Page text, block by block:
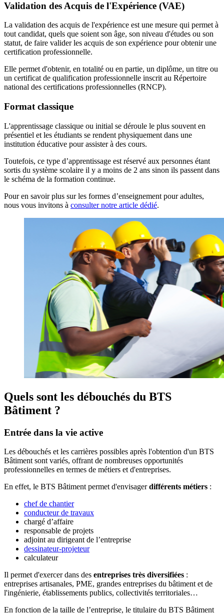
Validation des Acquis de l'Expérience (VAE)
La validation des acquis de l'expérience est une mesure qui permet à
tout candidat, quels que soient son âge, son niveau d'études ou son
statut, de faire valider les acquis de son expérience pour obtenir une
certification professionnelle.
Elle permet d'obtenir, en totalité ou en partie, un diplôme, un titre ou
un certificat de qualification professionnelle inscrit au Répertoire
national des certifications professionnelles (RNCP).
Format classique
L'apprentissage classique ou initial se déroule le plus souvent en
présentiel et les étudiants se rendent physiquement dans une
institution éducative pour assister à des cours.
Toutefois, ce type d’apprentissage est réservé aux personnes étant
sortis du système scolaire il y a moins de 2 ans sinon ils passent dans
le schéma de la formation continue.
Pour en savoir plus sur les formes d’enseignement pour adultes,
nous vous invitons à consulter notre article dédié.
Quels sont les débouchés du BTS
Bâtiment ?
Entrée dans la vie active
Les débouchés et les carrières possibles après l'obtention d'un BTS
Bâtiment sont variés, offrant de nombreuses opportunités
professionnelles en termes de métiers et d'entreprises.
En effet, le BTS Bâtiment permet d'envisagerdifférents métiers :
chef de chantier
conducteur de travaux
chargé d’affaire
responsable de projets
adjoint au dirigeant de l’entreprise
dessinateur-projeteur
calculateur
Il permet d'exercer dans des entreprises très diversifiées :
entreprises artisanales, PME, grandes entreprises du bâtiment et de
l'ingénierie, établissements publics, collectivités territoriales…
En fonction de la taille de l’entreprise, le titulaire du BTS Bâtiment